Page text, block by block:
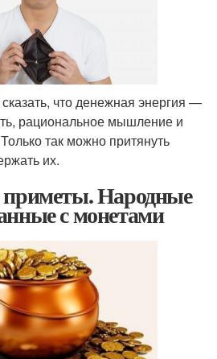
что денежная энергия —
рациональное мышление и
так можно притянуть
их.
Народные
с монетами